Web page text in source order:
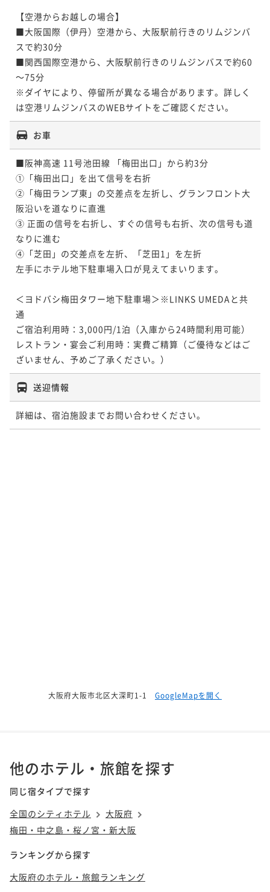
【空港からお越しの場合】
■大阪国際（伊丹）空港から、大阪駅前行きのリムジンバ
スで約30分
■関西国際空港から、大阪駅前行きのリムジンバスで約60
～75分
※ダイヤにより、停留所が異なる場合があります。詳しく
は空港リムジンバスのWEBサイトをご確認ください。
お車
■阪神高速 11号池田線 「梅田出口」から約3分
①「梅田出口」を出て信号を右折
②「梅田ランプ東」の交差点を左折し、グランフロント大
阪沿いを道なりに直進
③ 正面の信号を右折し、すぐの信号も右折、次の信号も道
なりに進む
④「芝田」の交差点を左折、「芝田1」を左折
左手にホテル地下駐車場入口が見えてまいります。
＜ヨドバシ梅田タワー地下駐車場＞※LINKS UMEDAと共
通
ご宿泊利用時：3,000円/1泊（入庫から24時間利用可能）
レストラン・宴会ご利用時：実費ご精算（ご優待などはご
ざいません、予めご了承ください。）
送迎情報
詳細は、宿泊施設までお問い合わせください。
大阪府大阪市北区大深町1-1 GoogleMapを開く
他のホテル・旅館を探す
同じ宿タイプで探す
全国のシティホテル
大阪府
梅田・中之島・桜ノ宮・新大阪
ランキングから探す
大阪府のホテル・旅館ランキング